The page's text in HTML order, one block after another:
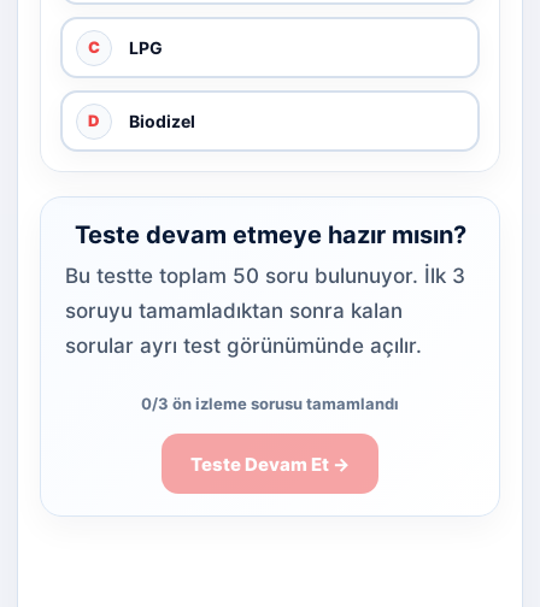
C LPG
D Biodizel
Teste devam etmeye hazır mısın?
Bu testte toplam 50 soru bulunuyor. İlk 3
soruyu tamamladıktan sonra kalan
sorular ayrı test görünümünde açılır.
0/3 ön izleme sorusu tamamlandı
Teste Devam Et →